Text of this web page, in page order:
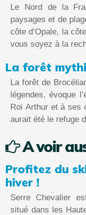
Le Nord de la
paysages et de
côte d’Opale, la
vous soyez à la
La forêt
La forêt de
légendes, évoque
Roi Arthur et à ses
aurait été le refuge
A voir
Profitez du
hiver !
Serre Chevalier
situé dans les